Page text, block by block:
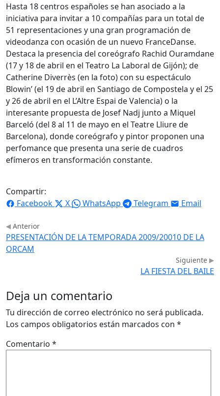
Hasta 18 centros españoles se han asociado a la
iniciativa para invitar a 10 compañías para un total de
51 representaciones y una gran programación de
videodanza con ocasión de un nuevo FranceDanse.
Destaca la presencia del coreógrafo Rachid Ouramdane
(17 y 18 de abril en el Teatro La Laboral de Gijón); de
Catherine Diverrès (en la foto) con su espectáculo
Blowin’ (el 19 de abril en Santiago de Compostela y el 25
y 26 de abril en el L’Altre Espai de Valencia) o la
interesante propuesta de Josef Nadj junto a Miquel
Barceló (del 8 al 11 de mayo en el Teatre Lliure de
Barcelona), donde coreógrafo y pintor proponen una
perfomance que presenta una serie de cuadros
efímeros en transformación constante.
Compartir:
Facebook
X WhatsApp Telegram Email
Anterior
PRESENTACIÓN DE LA TEMPORADA 2009/20010 DE LA
ORCAM
Siguiente
LA FIESTA DEL BAILE
Deja un comentario
Tu dirección de correo electrónico no será publicada.
Los campos obligatorios están marcados con *
Comentario *